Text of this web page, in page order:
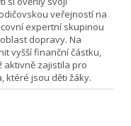
veřejností na
expertní skupinou
dopravy. Na
vyšší finanční částku,
aktivně zajistila pro
ktéré jsou děti žáky.